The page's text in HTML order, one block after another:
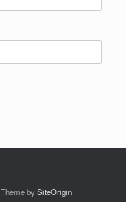
Theme bySiteOrigin